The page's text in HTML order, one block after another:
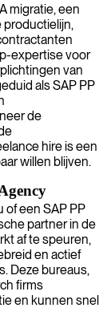
migratie, een
expertise voor
van
als SAP PP
de
hire is een
willen blijven.
of een SAP PP
partner in de
af te speuren,
en actief
Deze bureaus,
firms
en kunnen snel